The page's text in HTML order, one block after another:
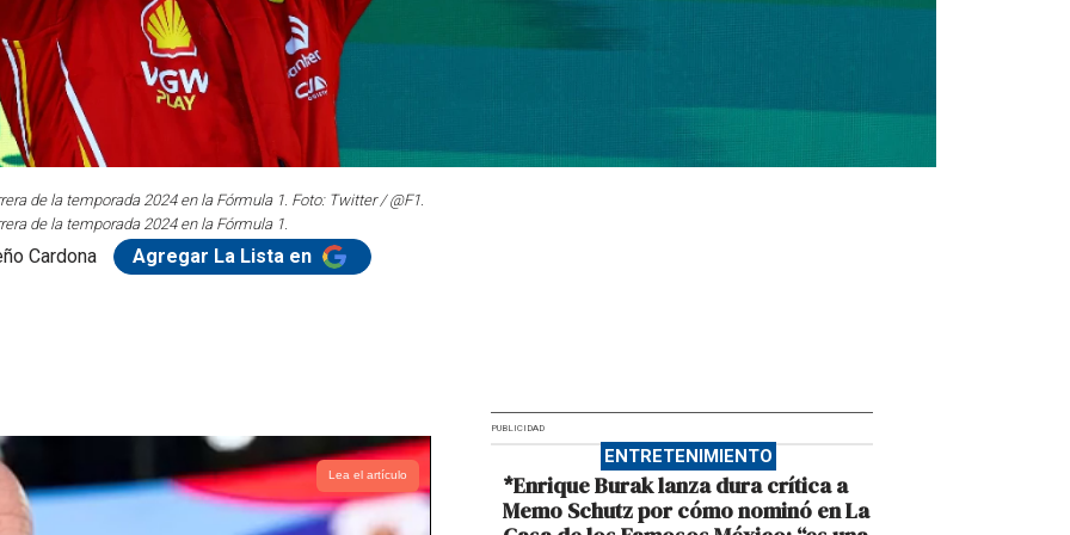
de la temporada 2024 en la Fórmula 1. Foto: Twitter / @F1.
de la temporada 2024 en la Fórmula 1.
Cardona Agregar La Lista en
Lea el artículo
PUBLICIDAD
ENTRETENIMIENTO
*Enrique Burak lanza dura crítica a
Memo Schutz por cómo nominó en La